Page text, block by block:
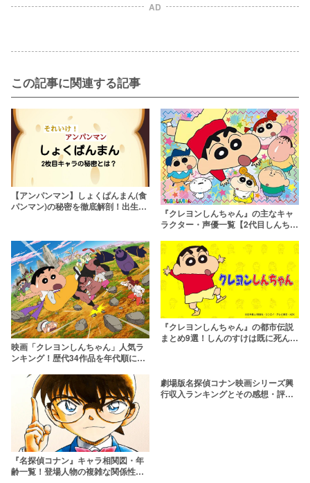
AD
この記事に関連する記事
【アンパンマン】しょくぱんまん(食
パンマン)の秘密を徹底解剖！出生は
『クレヨンしんちゃん』の主なキャ
ラクター・声優一覧【2代目しんちゃ
映画「クレヨンしんちゃん」人気ラ
ンキング！歴代34作品を年代順に一
【1992~2026】
『クレヨンしんちゃん』の都市伝説
まとめ9選！しんのすけは既に死んで
『名探偵コナン』キャラ相関図・年
齢一覧！登場人物の複雑な関係性を
劇場版名探偵コナン映画シリーズ興
行収入ランキングとその感想・評価